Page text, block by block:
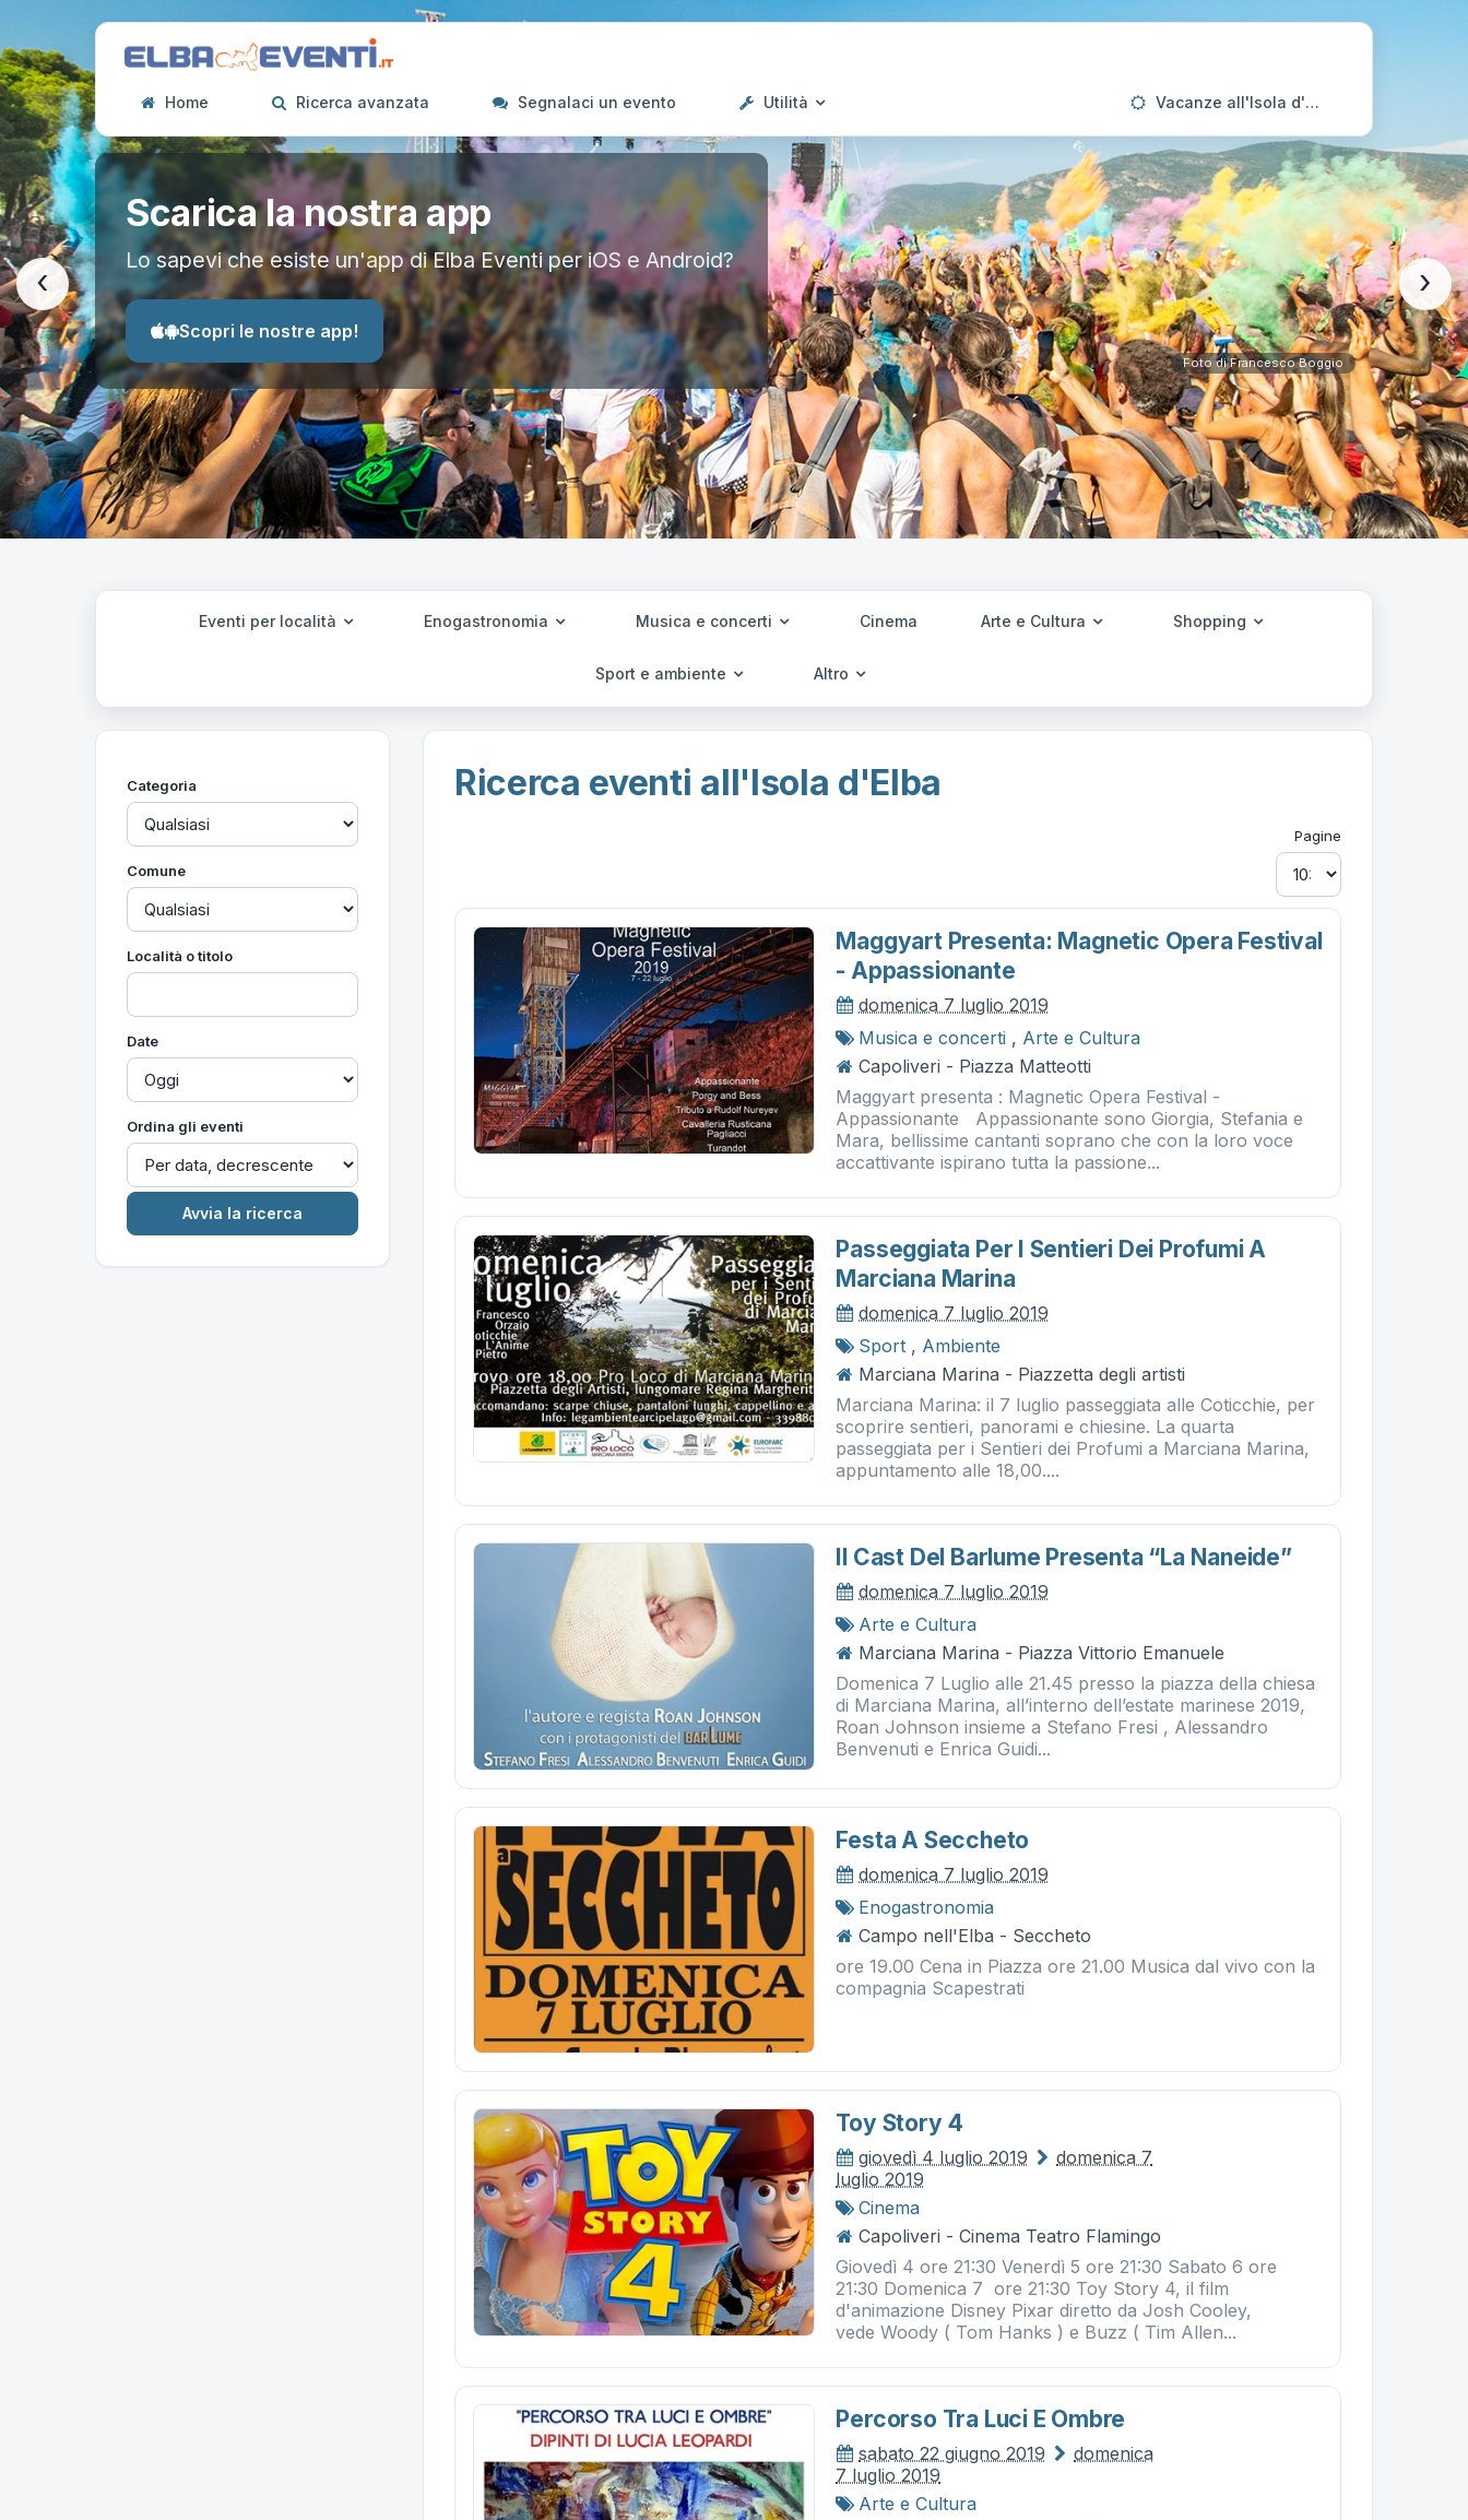
Home Ricerca avanzata Segnalaci un evento Utilità Vacanze all'Isola d'Elba
Scarica la nostra app
Lo sapevi che esiste un'app di Elba Eventi per iOS e Android?
Scopri le nostre app!
Foto di Francesco Boggio
‹ ›
Eventi per località Enogastronomia Musica e concerti Cinema Arte e Cultura Shopping
Sport e ambiente Altro
Categoria
Comune
Località o titolo
Date
Ordina gli eventi
Ricerca eventi all'Isola d'Elba
Pagine
Maggyart Presenta: Magnetic Opera Festival
- Appassionante
domenica 7 luglio 2019
Musica e concerti , Arte e Cultura
Capoliveri - Piazza Matteotti
Maggyart presenta : Magnetic Opera Festival -
Appassionante Appassionante sono Giorgia, Stefania e
Mara, bellissime cantanti soprano che con la loro voce
accattivante ispirano tutta la passione...
Passeggiata Per I Sentieri Dei Profumi A
Marciana Marina
domenica 7 luglio 2019
Sport , Ambiente
Marciana Marina - Piazzetta degli artisti
Marciana Marina: il 7 luglio passeggiata alle Coticchie, per
scoprire sentieri, panorami e chiesine. La quarta
passeggiata per i Sentieri dei Profumi a Marciana Marina,
appuntamento alle 18,00....
Il Cast Del Barlume Presenta “la Naneide”
domenica 7 luglio 2019
Arte e Cultura
Marciana Marina - Piazza Vittorio Emanuele
Domenica 7 Luglio alle 21.45 presso la piazza della chiesa
di Marciana Marina, all’interno dell’estate marinese 2019,
Roan Johnson insieme a Stefano Fresi , Alessandro
Benvenuti e Enrica Guidi...
Festa A Seccheto
domenica 7 luglio 2019
Enogastronomia
Campo nell'Elba - Seccheto
ore 19.00 Cena in Piazza ore 21.00 Musica dal vivo con la
compagnia Scapestrati
Toy Story 4
giovedì 4 luglio 2019
domenica 7
luglio 2019
Cinema
Capoliveri - Cinema Teatro Flamingo
Giovedì 4 ore 21:30 Venerdì 5 ore 21:30 Sabato 6 ore
21:30 Domenica 7 ore 21:30 Toy Story 4, il film
d'animazione Disney Pixar diretto da Josh Cooley,
vede Woody ( Tom Hanks ) e Buzz ( Tim Allen...
Percorso Tra Luci E Ombre
sabato 22 giugno 2019
domenica
7 luglio 2019
Arte e Cultura